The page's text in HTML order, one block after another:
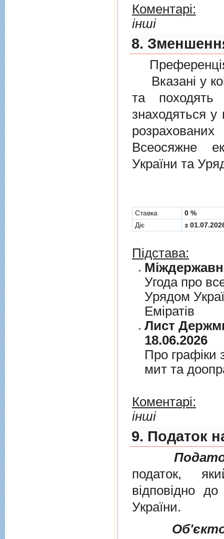
Коментарі:
інші
8.
Вказані у
та походять
знаходяться у
Всеосяжне
України та
Cтавка
0 %
Діє
з
Підстава:
Угода про
Урядом
Емiратiв
Лист
18.06.2026
Про графiки
мит та
Коментарі:
інші
9. Податок
податок,
вiдповiдно
України.